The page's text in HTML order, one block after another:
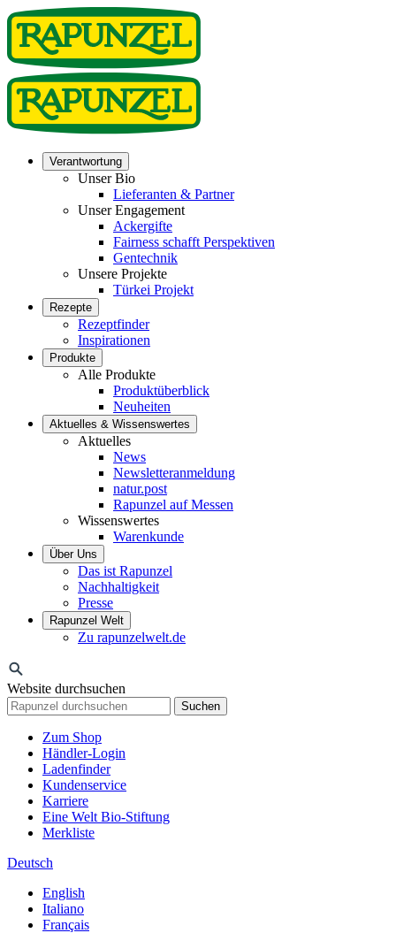
Verantwortung
Unser Bio
Lieferanten & Partner
Unser Engagement
Ackergifte
Fairness schafft Perspektiven
Gentechnik
Unsere Projekte
Türkei Projekt
Rezepte
Rezeptfinder
Inspirationen
Produkte
Alle Produkte
Produktüberblick
Neuheiten
Aktuelles & Wissenswertes
Aktuelles
News
Newsletteranmeldung
natur.post
Rapunzel auf Messen
Wissenswertes
Warenkunde
Über Uns
Das ist Rapunzel
Nachhaltigkeit
Presse
Rapunzel Welt
Zu rapunzelwelt.de
Website durchsuchen
Suchen
Zum Shop
Händler-Login
Ladenfinder
Kundenservice
Karriere
Eine Welt Bio-Stiftung
Merkliste
Deutsch
English
Italiano
Français